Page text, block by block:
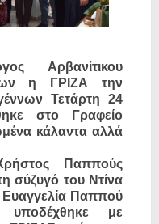
Αρβανίτικου
η ΓΡΙΖΑ την
Τετάρτη 24
στο Γραφείο
κάλαντα αλλά
Παππούς
σύζυγό του Ντίνα
Παππού
υποδέχθηκε με